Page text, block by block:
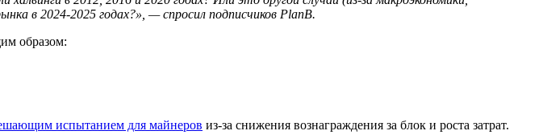
в 2024-2025 годах?», — спросил подписчиков PlanB.
образом:
испытанием для майнеров из-за снижения вознаграждения за блок и роста затрат.